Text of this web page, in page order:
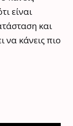
είναι
και
να κάνεις πιο